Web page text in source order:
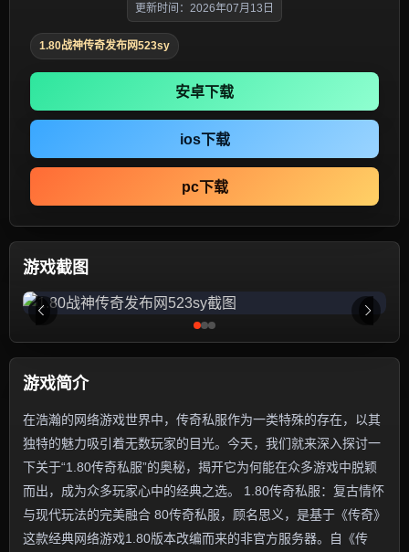
更新时间：2026年07月13日
1.80战神传奇发布网523sy
安卓下载
ios下载
pc下载
游戏截图
游戏简介
在浩瀚的网络游戏世界中，传奇私服作为一类特殊的存在，以其
独特的魅力吸引着无数玩家的目光。今天，我们就来深入探讨一
下关于“1.80传奇私服”的奥秘，揭开它为何能在众多游戏中脱颖
而出，成为众多玩家心中的经典之选。 1.80传奇私服：复古情怀
与现代玩法的完美融合 80传奇私服，顾名思义，是基于《传奇》
这款经典网络游戏1.80版本改编而来的非官方服务器。自《传